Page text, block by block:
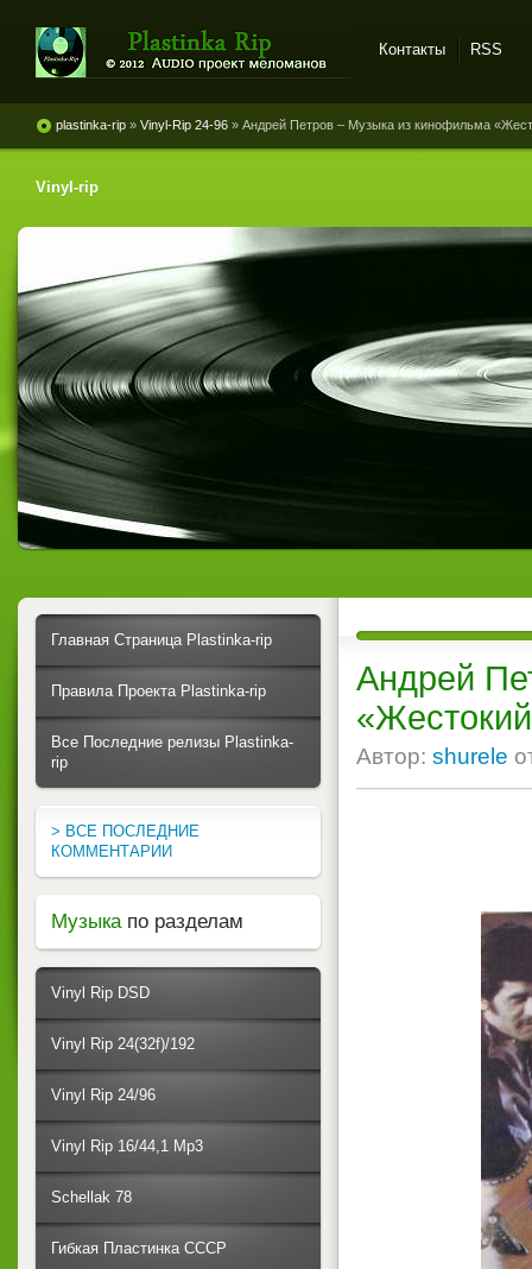
винила и магнитоальбомов
Контакты RSS
plastinka-rip » Vinyl-Rip 24-96 » Андрей Петров ‎– Музыка из кинофильма
Vinyl-rip
Андрей
Автор: shurele
Главная Страница Plastinka-rip
Правила Проекта Plastinka-rip
Все Последние релизы Plastinka-
rip
> ВСЕ ПОСЛЕДНИЕ
КОММЕНТАРИИ
Музыка по разделам
Vinyl Rip DSD
Vinyl Rip 24(32f)/192
Vinyl Rip 24/96
Vinyl Rip 16/44,1 Mp3
Schellak 78
Гибкая Пластинка СССР